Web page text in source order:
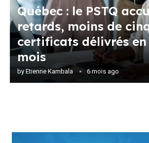
Québec : le PSTQ
retards, moins de
certificats délivrés en
mois
by Etienne Kambala 6 mois ago